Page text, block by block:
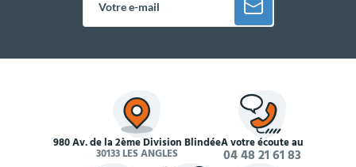
980 Av. de la 2ème Division Blindée
30133 LES ANGLES
À votre écoute au
04 48 21 61 83